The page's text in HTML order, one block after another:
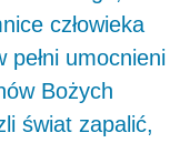
człowieka
pełni umocnieni
Bożych
świat zapalić,